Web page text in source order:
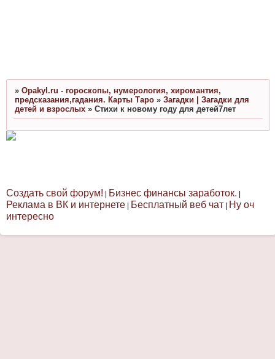
» Opakyl.ru - гороскопы, нумерология, хиромантия,
предсказания,гадания. Карты Таро » Загадки | Загадки для
детей и взрослых » Стихи к новому году для детей7лет
Создать свой форум! | Бизнес финансы заработок. |
Реклама в ВК и интернете | Бесплатный веб чат | Ну оч
интересно